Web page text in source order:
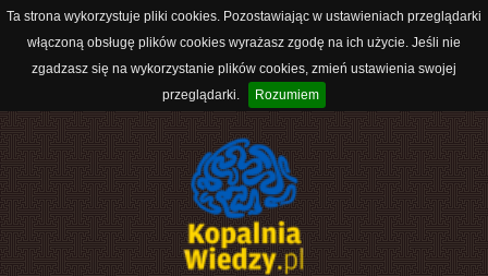
Ta strona wykorzystuje pliki cookies. Pozostawiając w ustawieniach przeglądarki
włączoną obsługę plików cookies wyrażasz zgodę na ich użycie. Jeśli nie
zgadzasz się na wykorzystanie plików cookies, zmień ustawienia swojej
przeglądarki.
Rozumiem